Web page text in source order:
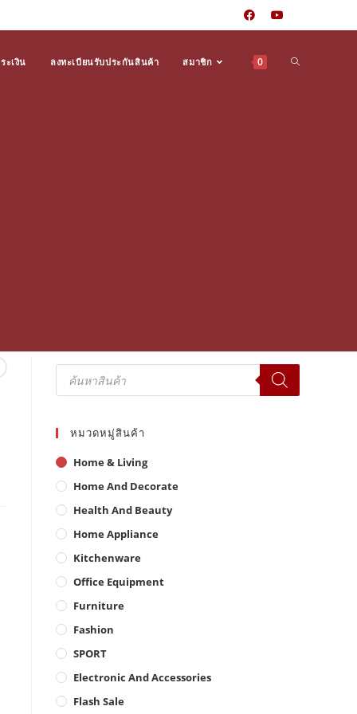
ะเงิน ลงทะเบียนรับประกันสินค้า สมาชิก 0 Toggle
Products
search
หมวดหมู่สินค้า
Home & Living
Home And Decorate
Health And Beauty
Home Appliance
Kitchenware
Office Equipment
Furniture
Fashion
SPORT
Electronic And Accessories
Flash Sale